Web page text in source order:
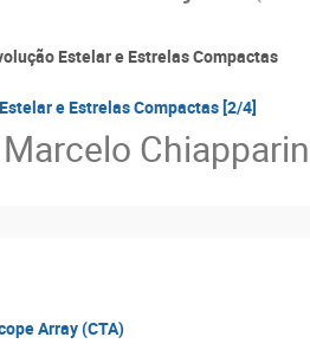
Estelar e Estrelas Compactas
e Estrelas Compactas [2/4]
Marcelo
Array (CTA)